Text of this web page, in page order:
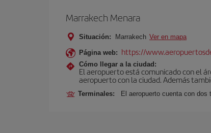
Marrakech Menara
Situación: Marrakech Ver en mapa
Página web: https://
Cómo llegar a la ciudad:
El aeropuerto está comunicado con el
aeropuerto con la ciudad. Además
Terminales: El aeropuerto cuenta con dos